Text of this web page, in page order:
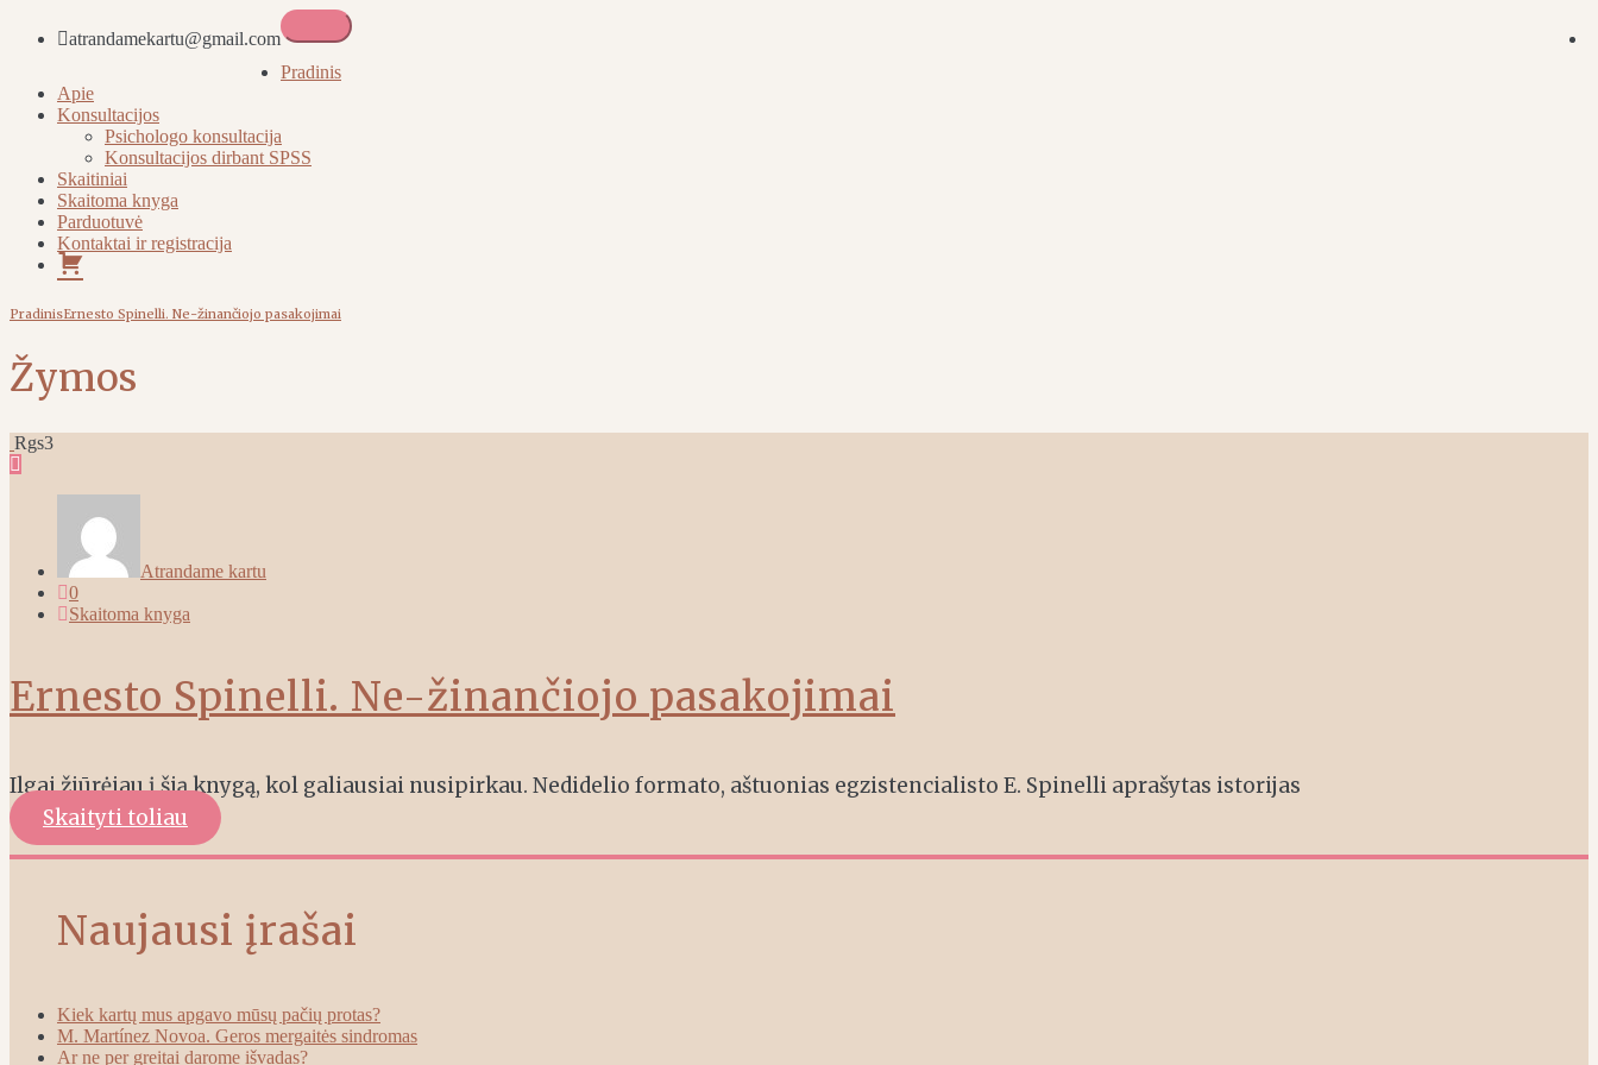
atrandamekartu@gmail.com
Atrandame kartu
Pradinis
Apie
Konsultacijos
Psichologo konsultacija
Konsultacijos dirbant SPSS
Skaitiniai
Skaitoma knyga
Parduotuvė
Kontaktai ir registracija
Pirkinių
krepšelis
PradinisErnesto Spinelli. Ne-žinančiojo pasakojimai
Žymos
Rgs3
Atrandame kartu
0
Skaitoma knyga
Ernesto Spinelli. Ne-žinančiojo pasakojimai
Ilgai žiūrėjau į šią knygą, kol galiausiai nusipirkau. Nedidelio formato, aštuonias egzistencialisto E. Spinelli aprašytas istorijas
Skaityti toliau
Naujausi įrašai
Kiek kartų mus apgavo mūsų pačių protas?
M. Martínez Novoa. Geros mergaitės sindromas
Ar ne per greitai darome išvadas?